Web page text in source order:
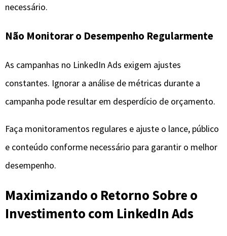
necessário.
Não Monitorar o Desempenho Regularmente
As campanhas no LinkedIn Ads exigem ajustes
constantes. Ignorar a análise de métricas durante a
campanha pode resultar em desperdício de orçamento.
Faça monitoramentos regulares e ajuste o lance, público
e conteúdo conforme necessário para garantir o melhor
desempenho.
Maximizando o Retorno Sobre o
Investimento com LinkedIn Ads